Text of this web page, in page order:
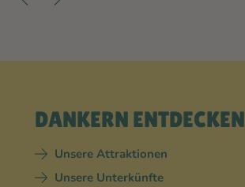
DANKERN ENTDECKEN
Unsere Attraktionen
Unsere Unterkünfte